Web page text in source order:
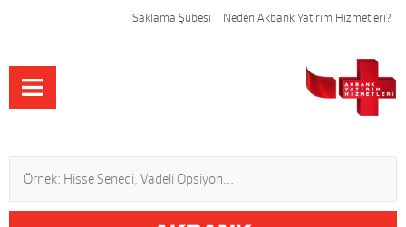
Saklama Şubesi Neden Akbank Yatırım Hizmetleri?